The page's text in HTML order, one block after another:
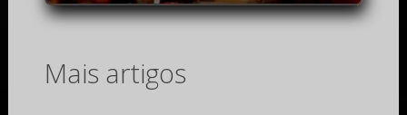
Mais artigos